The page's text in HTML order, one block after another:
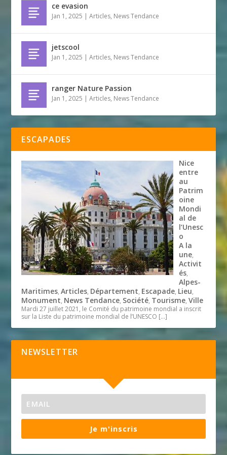
ce evasion
Jan 1, 2025 |Articles, News Tendance
jetscool
Jan 1, 2025 |Articles, News Tendance
ranger Nature Passion
Jan 1, 2025 |Articles, News Tendance
ESCAPADES
Nice
entre
au
Patrim
oine
Mondi
al de
l’Unesc
o
A la
une,
Activit
és,
Alpes-
Maritimes,Articles, Département, Escapade, Lieu,
Monument, News Tendance, Société, Tourisme,Ville
Mardi 27 juillet 2021, le Comité du patrimoine mondial a inscrit
sur la Liste du patrimoine mondial de l’UNESCO […]
NEWSLETTER
Je m'inscris